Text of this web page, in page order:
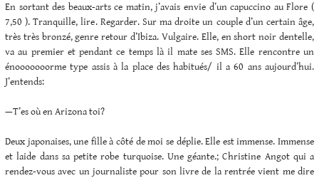
En sortant des beaux-arts ce matin, j’avais envie d’un capuccino au Flore (
7,50 ). Tranquille, lire. Regarder. Sur ma droite un couple d’un certain âge,
très très bronzé, genre retour d’Ibiza. Vulgaire. Elle, en short noir dentelle,
va au premier et pendant ce temps là il mate ses SMS. Elle rencontre un
énooooooorme type assis à la place des habitués/ il a 60 ans aujourd’hui.
J’entends:
—T’es où en Arizona toi?
Deux japonaises, une fille à côté de moi se déplie. Elle est immense. Immense
et laide dans sa petite robe turquoise. Une géante.; Christine Angot qui a
rendez-vous avec un journaliste pour son livre de la rentrée vient me dire